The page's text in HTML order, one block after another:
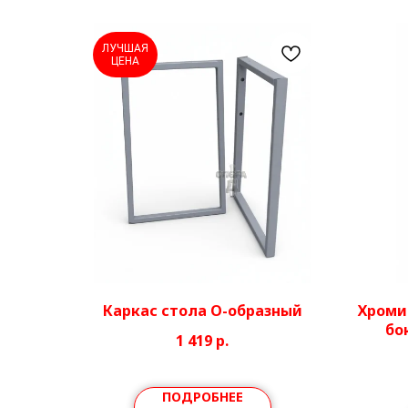
ЛУЧШАЯ
ЦЕНА
Каркас стола О-образный
1 419 р.
ПОДРОБНЕЕ